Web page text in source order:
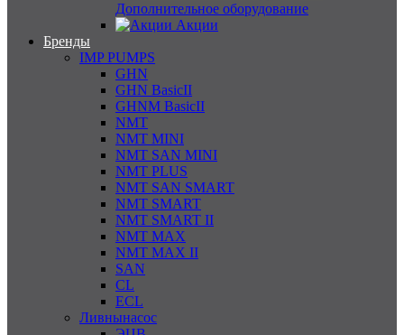
Дополнительное оборудование
Акции
Бренды
IMP PUMPS
GHN
GHN BasicII
GHNM BasicII
NMT
NMT MINI
NMT SAN MINI
NMT PLUS
NMT SAN SMART
NMT SMART
NMT SMART II
NMT MAX
NMT MAX II
SAN
CL
ECL
Ливнынасос